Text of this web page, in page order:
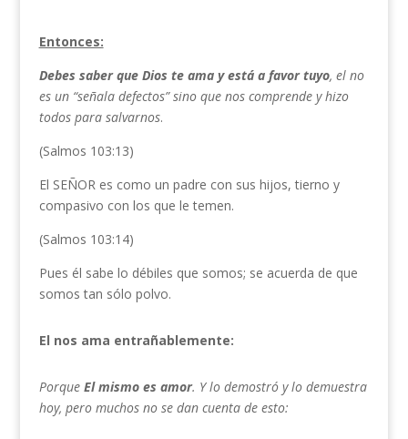
Entonces:
Debes saber que Dios te ama y está a favor tuyo, el no
es un “señala defectos” sino que nos comprende y hizo
todos para salvarnos.
(Salmos 103:13)
El SEÑOR es como un padre con sus hijos, tierno y
compasivo con los que le temen.
(Salmos 103:14)
Pues él sabe lo débiles que somos; se acuerda de que
somos tan sólo polvo.
El nos ama entrañablemente:
Porque El mismo es amor. Y lo demostró y lo demuestra
hoy, pero muchos no se dan cuenta de esto: